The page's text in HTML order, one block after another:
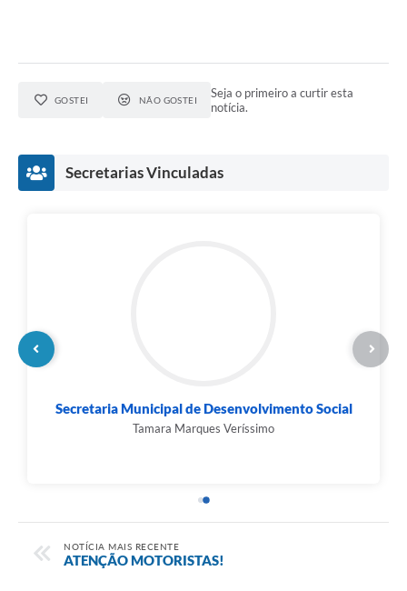
GOSTEI NÃO GOSTEI
Seja o primeiro a curtir esta
notícia.
Secretarias Vinculadas
Secretaria Municipal de Planejamento
Orçamento e...
NOTÍCIA MAIS RECENTE
ATENÇÃO MOTORISTAS!